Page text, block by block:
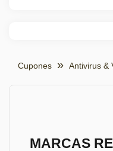
Cupones Antivirus &
MARCAS